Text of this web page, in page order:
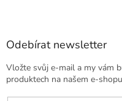
Odebírat newsletter
Vložte svůj e-mail a my vám
produktech na našem e-